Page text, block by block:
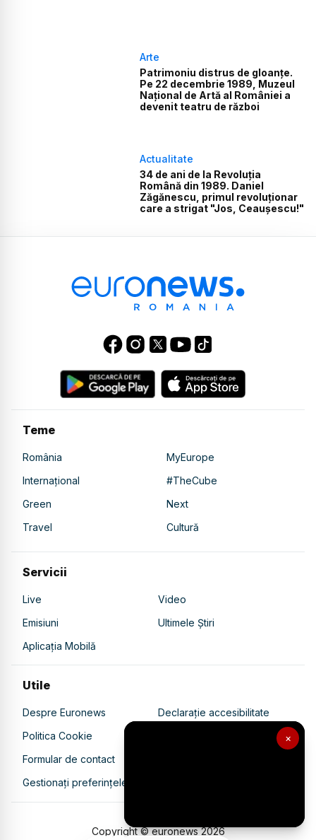
×
Arte
Patrimoniu distrus de gloanțe.
Pe 22 decembrie 1989, Muzeul
Național de Artă al României a
devenit teatru de război
Actualitate
34 de ani de la Revoluția
Română din 1989. Daniel
Zăgănescu, primul revoluționar
care a strigat "Jos, Ceaușescu!"
Teme
România
MyEurope
Internațional
#TheCube
Green
Next
Travel
Cultură
Servicii
Live
Video
Emisiuni
Ultimele Știri
Aplicația Mobilă
Utile
Despre Euronews
Declarație accesibilitate
Politica Cookie
Politica de confidențialitate
Formular de contact
Gestionați preferințele
Copyright © euronews2026